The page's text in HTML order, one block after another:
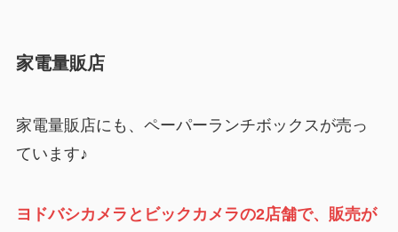
家電量販店
家電量販店にも、ペーパーランチボックスが売っ
ています♪
ヨドバシカメラとビックカメラの2店舗で、販売が